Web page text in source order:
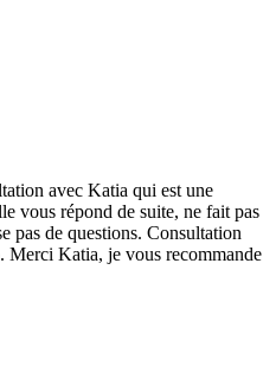
avec Katia qui est une
vous répond de suite, ne fait pas
pas de questions. Consultation
Merci Katia, je vous recommande